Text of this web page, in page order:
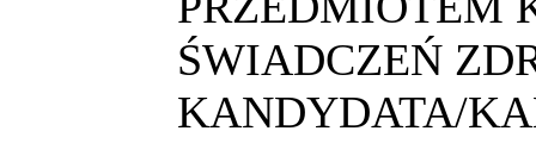
ŚWIADCZEŃ
KANDYDATA/